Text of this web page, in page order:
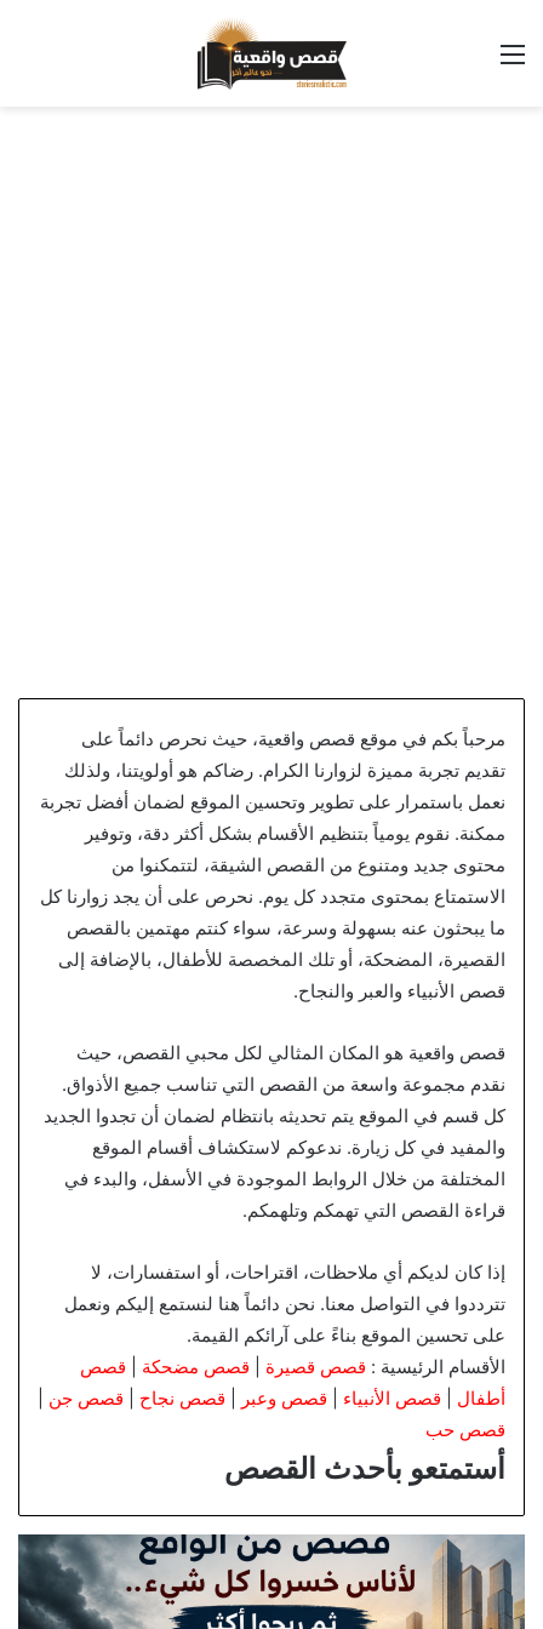
القائمة
مرحباً بكم في موقع قصص واقعية، حيث نحرص دائماً على
تقديم تجربة مميزة لزوارنا الكرام. رضاكم هو أولويتنا، ولذلك
نعمل باستمرار على تطوير وتحسين الموقع لضمان أفضل تجربة
ممكنة. نقوم يومياً بتنظيم الأقسام بشكل أكثر دقة، وتوفير
محتوى جديد ومتنوع من القصص الشيقة، لتتمكنوا من
الاستمتاع بمحتوى متجدد كل يوم. نحرص على أن يجد زوارنا كل
ما يبحثون عنه بسهولة وسرعة، سواء كنتم مهتمين بالقصص
القصيرة، المضحكة، أو تلك المخصصة للأطفال، بالإضافة إلى
قصص الأنبياء والعبر والنجاح.
قصص واقعية هو المكان المثالي لكل محبي القصص، حيث
نقدم مجموعة واسعة من القصص التي تناسب جميع الأذواق.
كل قسم في الموقع يتم تحديثه بانتظام لضمان أن تجدوا الجديد
والمفيد في كل زيارة. ندعوكم لاستكشاف أقسام الموقع
المختلفة من خلال الروابط الموجودة في الأسفل، والبدء في
قراءة القصص التي تهمكم وتلهمكم.
إذا كان لديكم أي ملاحظات، اقتراحات، أو استفسارات، لا
تترددوا في التواصل معنا. نحن دائماً هنا لنستمع إليكم ونعمل
على تحسين الموقع بناءً على آرائكم القيمة.
الأقسام الرئيسية : قصص قصيرة قصص مضحكة
قصص
أطفال
قصص الأنبياء قصص وعبر قصص نجاح قصص جن
قصص حب
أستمتعو بأحدث القصص